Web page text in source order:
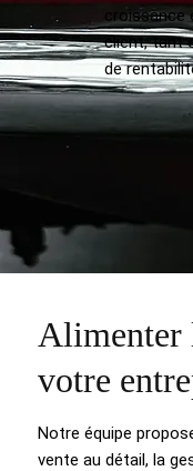
croissance
client, tant
de
Alimenter
votre
Notre équipe
vente au détail, la